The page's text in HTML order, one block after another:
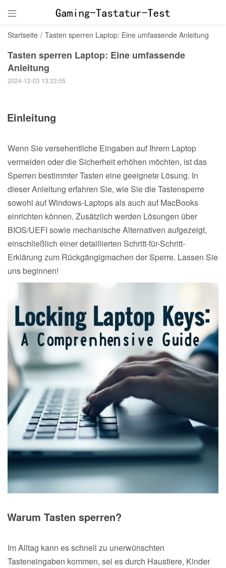

Startseite / Tasten sperren Laptop: Eine umfassende Anleitung
Tasten sperren Laptop: Eine umfassende
Anleitung
2024-12-03 13:33:05
Einleitung
Wenn Sie versehentliche Eingaben auf Ihrem Laptop
vermeiden oder die Sicherheit erhöhen möchten, ist das
Sperren bestimmter Tasten eine geeignete Lösung. In
dieser Anleitung erfahren Sie, wie Sie die Tastensperre
sowohl auf Windows-Laptops als auch auf MacBooks
einrichten können. Zusätzlich werden Lösungen über
BIOS/UEFI sowie mechanische Alternativen aufgezeigt,
einschließlich einer detaillierten Schritt-für-Schritt-
Erklärung zum Rückgängigmachen der Sperre. Lassen Sie
uns beginnen!
Warum Tasten sperren?
Im Alltag kann es schnell zu unerwünschten
Tasteneingaben kommen, sei es durch Haustiere, Kinder